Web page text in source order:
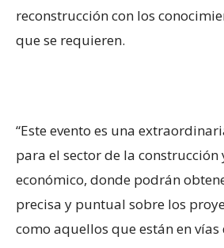
reconstrucción con los
que se requieren.
“Este evento es una
para el sector de la
económico, donde podrán
precisa y puntual sobre los
como aquellos que están en